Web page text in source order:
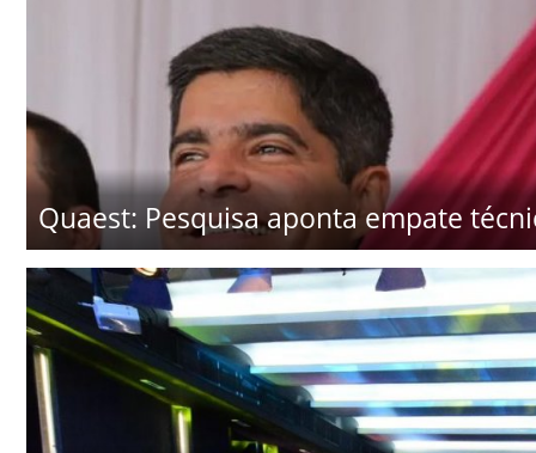
Quaest: Pesquisa aponta empate